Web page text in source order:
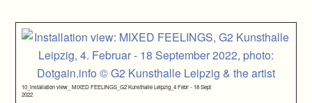
10_installation view_ MIXED FEELINGS_G2 Kunsthalle Leipzig_4 Febr - 18 Sept
2022